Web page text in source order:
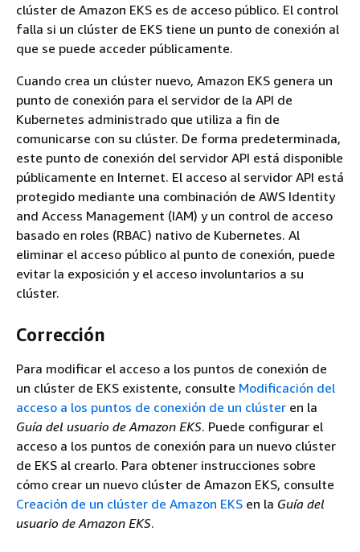
clúster de Amazon EKS es de acceso público. El control
falla si un clúster de EKS tiene un punto de conexión al
que se puede acceder públicamente.
Cuando crea un clúster nuevo, Amazon EKS genera un
punto de conexión para el servidor de la API de
Kubernetes administrado que utiliza a fin de
comunicarse con su clúster. De forma predeterminada,
este punto de conexión del servidor API está disponible
públicamente en Internet. El acceso al servidor API está
protegido mediante una combinación de AWS Identity
and Access Management (IAM) y un control de acceso
basado en roles (RBAC) nativo de Kubernetes. Al
eliminar el acceso público al punto de conexión, puede
evitar la exposición y el acceso involuntarios a su
clúster.
Corrección
Para modificar el acceso a los puntos de conexión de
un clúster de EKS existente, consulte Modificación del
acceso a los puntos de conexión de un clúster en la
Guía del usuario de Amazon EKS. Puede configurar el
acceso a los puntos de conexión para un nuevo clúster
de EKS al crearlo. Para obtener instrucciones sobre
cómo crear un nuevo clúster de Amazon EKS, consulte
Creación de un clúster de Amazon EKS en la Guía del
usuario de Amazon EKS.